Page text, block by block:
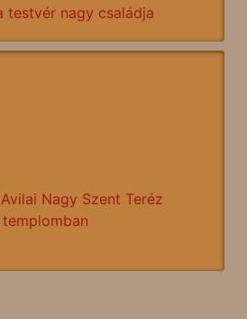
testvér nagy családja
Avilai Nagy Szent Teréz
templomban